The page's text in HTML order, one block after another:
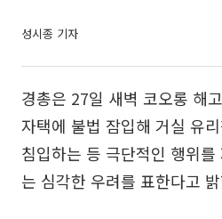
성시종 기자
경총은 27일 새벽 코오롱 해
자택에 불법 잠입해 거실 유
침입하는 등 극단적인 행위
는 심각한 우려를 표한다고